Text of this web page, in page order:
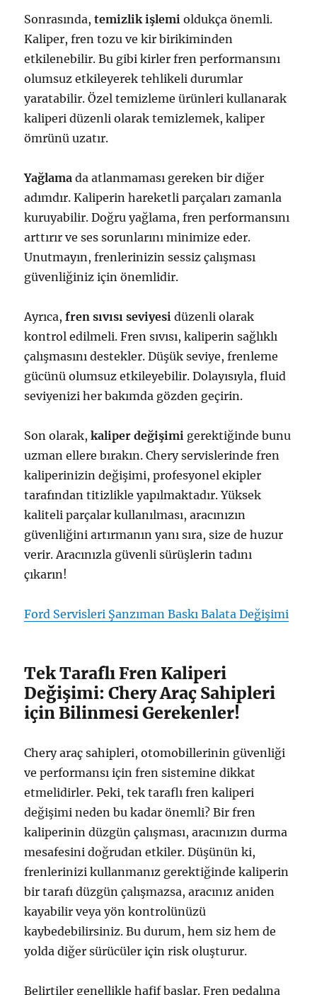
Sonrasında,temizlik işlemi oldukça önemli.
Kaliper, fren tozu ve kir birikiminden
etkilenebilir. Bu gibi kirler fren performansını
olumsuz etkileyerek tehlikeli durumlar
yaratabilir. Özel temizleme ürünleri kullanarak
kaliperi düzenli olarak temizlemek, kaliper
ömrünü uzatır.
Yağlama da atlanmaması gereken bir diğer
adımdır. Kaliperin hareketli parçaları zamanla
kuruyabilir. Doğru yağlama, fren performansını
arttırır ve ses sorunlarını minimize eder.
Unutmayın, frenlerinizin sessiz çalışması
güvenliğiniz için önemlidir.
Ayrıca,fren sıvısı seviyesi düzenli olarak
kontrol edilmeli. Fren sıvısı, kaliperin sağlıklı
çalışmasını destekler. Düşük seviye, frenleme
gücünü olumsuz etkileyebilir. Dolayısıyla, fluid
seviyenizi her bakımda gözden geçirin.
Son olarak,kaliper değişimi gerektiğinde bunu
uzman ellere bırakın. Chery servislerinde fren
kaliperinizin değişimi, profesyonel ekipler
tarafından titizlikle yapılmaktadır. Yüksek
kaliteli parçalar kullanılması, aracınızın
güvenliğini artırmanın yanı sıra, size de huzur
verir. Aracınızla güvenli sürüşlerin tadını
çıkarın!
Ford Servisleri Şanzıman Baskı Balata Değişimi
Tek Taraflı Fren Kaliperi
Değişimi: Chery Araç Sahipleri
için Bilinmesi Gerekenler!
Chery araç sahipleri, otomobillerinin güvenliği
ve performansı için fren sistemine dikkat
etmelidirler. Peki, tek taraflı fren kaliperi
değişimi neden bu kadar önemli? Bir fren
kaliperinin düzgün çalışması, aracınızın durma
mesafesini doğrudan etkiler. Düşünün ki,
frenlerinizi kullanmanız gerektiğinde kaliperin
bir tarafı düzgün çalışmazsa, aracınız aniden
kayabilir veya yön kontrolünüzü
kaybedebilirsiniz. Bu durum, hem siz hem de
yolda diğer sürücüler için risk oluşturur.
Belirtiler genellikle hafif başlar. Fren pedalına